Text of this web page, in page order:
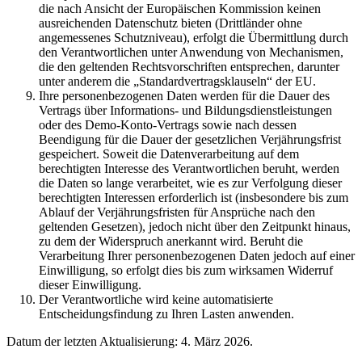
die nach Ansicht der Europäischen Kommission keinen
ausreichenden Datenschutz bieten (Drittländer ohne
angemessenes Schutzniveau), erfolgt die Übermittlung durch
den Verantwortlichen unter Anwendung von Mechanismen,
die den geltenden Rechtsvorschriften entsprechen, darunter
unter anderem die „Standardvertragsklauseln“ der EU.
Ihre personenbezogenen Daten werden für die Dauer des
Vertrags über Informations- und Bildungsdienstleistungen
oder des Demo-Konto-Vertrags sowie nach dessen
Beendigung für die Dauer der gesetzlichen Verjährungsfrist
gespeichert. Soweit die Datenverarbeitung auf dem
berechtigten Interesse des Verantwortlichen beruht, werden
die Daten so lange verarbeitet, wie es zur Verfolgung dieser
berechtigten Interessen erforderlich ist (insbesondere bis zum
Ablauf der Verjährungsfristen für Ansprüche nach den
geltenden Gesetzen), jedoch nicht über den Zeitpunkt hinaus,
zu dem der Widerspruch anerkannt wird. Beruht die
Verarbeitung Ihrer personenbezogenen Daten jedoch auf einer
Einwilligung, so erfolgt dies bis zum wirksamen Widerruf
dieser Einwilligung.
Der Verantwortliche wird keine automatisierte
Entscheidungsfindung zu Ihren Lasten anwenden.
Datum der letzten Aktualisierung: 4. März 2026.